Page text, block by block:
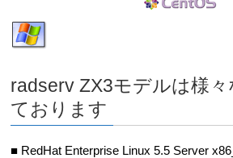
radserv ZX3モデルは様々
ております
■ RedHat Enterprise Linux 5.5 Server